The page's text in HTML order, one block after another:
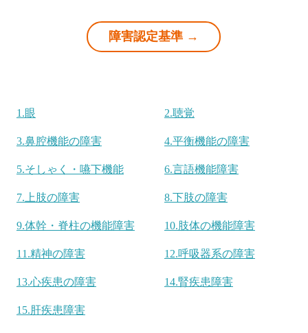
障害認定基準 →
1.眼 2.聴覚
3.鼻腔機能の障害 4.平衡機能の障害
5.そしゃく・嚥下機能 6.言語機能障害
7.上肢の障害 8.下肢の障害
9.体幹・脊柱の機能障害 10.肢体の機能障害
11.精神の障害 12.呼吸器系の障害
13.心疾患の障害 14.腎疾患障害
15.肝疾患障害